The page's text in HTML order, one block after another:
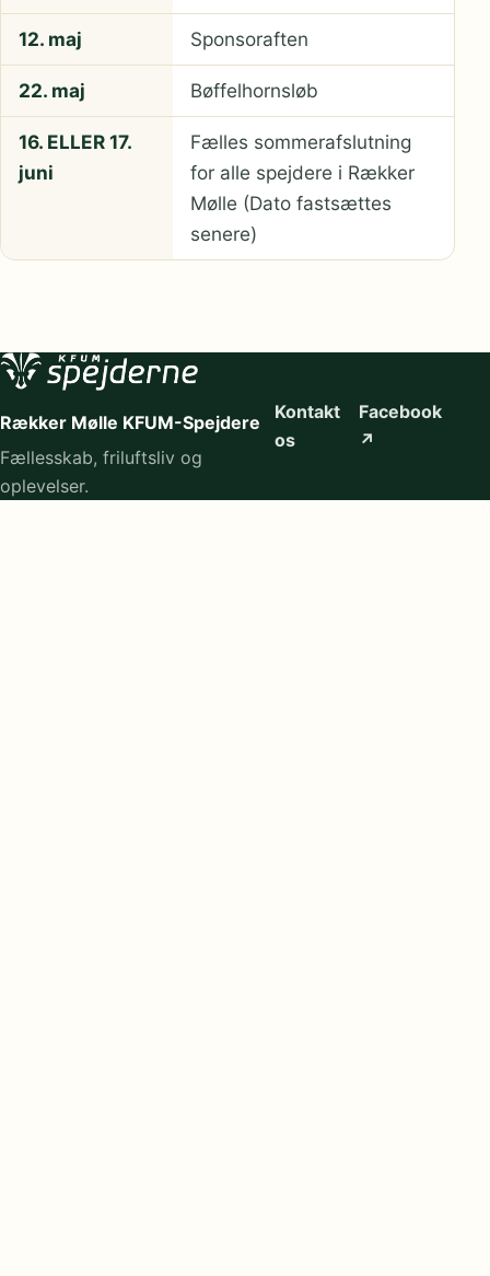
12. maj Sponsoraften
22. maj Bøffelhornsløb
16. ELLER 17.
juni
Fælles sommerafslutning
for alle spejdere i Rækker
Mølle (Dato fastsættes
senere)
Rækker Mølle KFUM-Spejdere
Fællesskab, friluftsliv og
oplevelser.
Kontakt
os
Facebook
↗